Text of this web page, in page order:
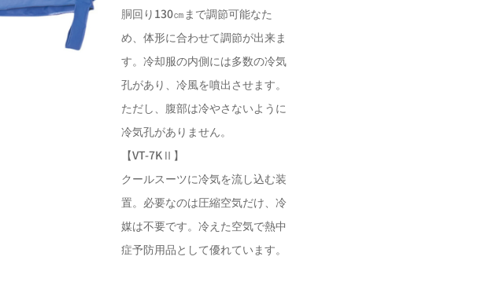
胴回り130㎝まで調節可能なた
め、体形に合わせて調節が出来ま
す。冷却服の内側には多数の冷気
孔があり、冷風を噴出させます。
ただし、腹部は冷やさないように
冷気孔がありません。
【VT-7KⅡ】
クールスーツに冷気を流し込む装
置。必要なのは圧縮空気だけ、冷
媒は不要です。冷えた空気で熱中
症予防用品として優れています。